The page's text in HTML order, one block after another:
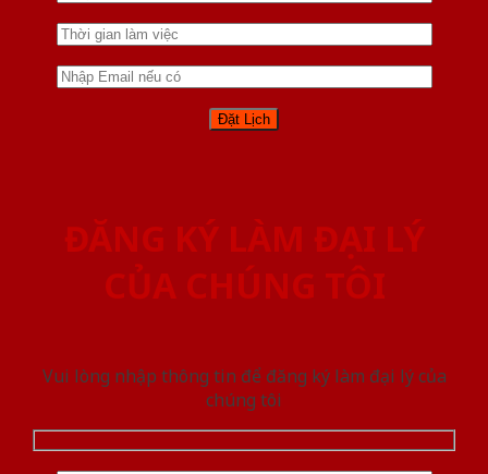
ĐĂNG KÝ LÀM ĐẠI LÝ
CỦA CHÚNG TÔI
Vui lòng nhập thông tin để đăng ký làm đại lý của
chúng tôi